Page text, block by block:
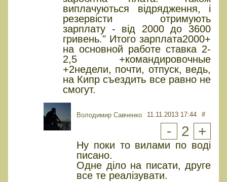
виплачуються відрядження, і
резервісти отримують
зарплату - від 2000 до 3600
гривень." Итого зарплата2000+
на основной работе ставка 2-
2,5 +командировочные
+2недели, почти, отпуск, ведь,
на Кипр съездить все равно не
смогут.
Володимир Савченко 11.11.2013 17:44 #
- 2 +
Ну поки то вилами по воді
писано.
Одне діло на писати, друге
все те реалізувати.